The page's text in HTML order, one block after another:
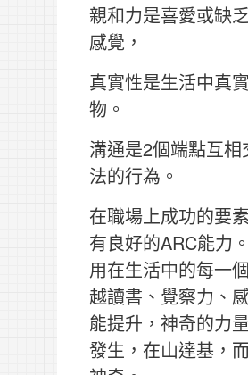
親和力是喜愛或缺
感覺，
真實性是生活中真
物。
溝通是2個端點互相
法的行為。
在職場上成功的要
有良好的ARC能力
用在生活中的每一
越讀書、覺察力、
能提升，神奇的力
發生，在山達基，